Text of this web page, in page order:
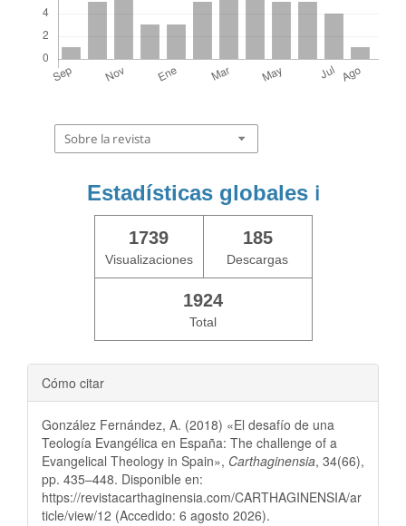
Sobre la revista
Estadísticas globales ℹ️
1739
Visualizaciones
185
Descargas
1924
Total
Cómo citar
González Fernández, A. (2018) «El desafío de una
Teología Evangélica en España: The challenge of a
Evangelical Theology in Spain», Carthaginensia, 34(66),
pp. 435–448. Disponible en:
https://revistacarthaginensia.com/CARTHAGINENSIA/ar
ticle/view/12 (Accedido: 6 agosto 2026).